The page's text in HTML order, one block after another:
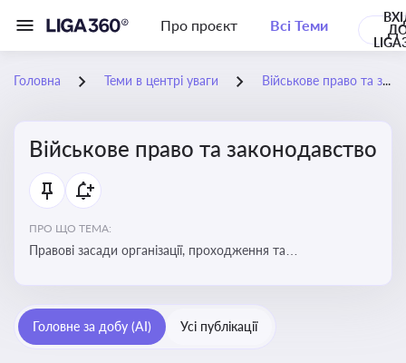
Про проєкт Всі Теми
Головна Теми в центрі уваги Військове право та законодавство
Військове право та законодавство
ПРО ЩО ТЕМА:
Правові засади організації, проходження та
військовослужбовців у воєнний час
Головне за добу (AI) Усі публікації